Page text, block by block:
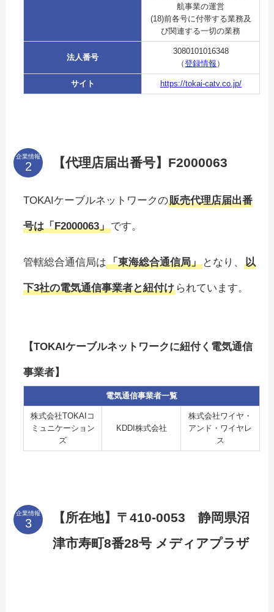
航事業の運営
(18)前各号に付帯する業務及
び関連する一切の業務
法人番号
3080101016348
（登録情報 ）
サイト https://tokai-catv.co.jp/
企業情報 【代理店届出番号】F2000063
TOKAIケーブルネットワークの販売代理店届出番
号は「F2000063」です。
管轄総合通信局は「東海総合通信局」 となり、以
下3社の電気通信事業者と紐付け られています。
【TOKAIケーブルネットワークに紐付く電気通信
事業者】
電気通信事業者一覧
株式会社TOKAIコ
ミュニケーション
ズ
KDDI株式会社
株式会社ワイヤ・
アンド・ワイヤレ
ス
企業情報
【所在地】〒410-0053 静岡県沼
津市寿町8番28号 メディアプラザ